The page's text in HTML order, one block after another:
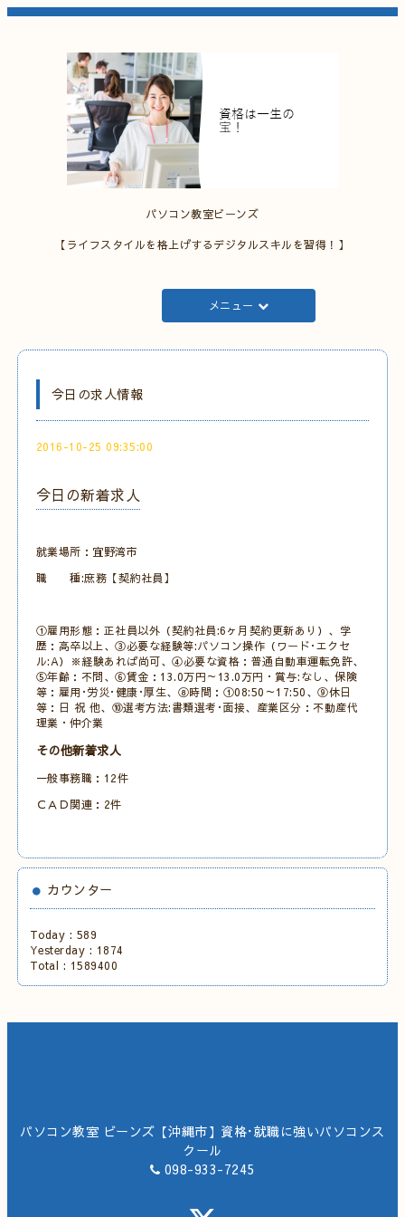
パソコン教室ビーンズ
【ライフスタイルを格上げするデジタルスキルを習得！】
メニュー
今日の求人情報
2016-10-25 09:35:00
今日の新着求人
就業場所：宜野湾市
職 種:庶務【契約社員】
①雇用形態：正社員以外（契約社員:6ヶ月契約更新あり）、学
歴：高卒以上、③必要な経験等:パソコン操作（ワード･エクセ
ル:A）※経験あれば尚可、④必要な資格：普通自動車運転免許、
⑤年齢：不問、⑥賃金：13.0万円～13.0万円・賞与:なし、保険
等：雇用･労災･健康･厚生、⑧時間：①08:50～17:50、⑨休日
等：日 祝 他、⑩選考方法:書類選考･面接、産業区分：不動産代
理業・仲介業
その他新着求人
一般事務職：12件
ＣＡＤ関連：2件
カウンター
Today : 589
Yesterday : 1874
Total : 1589400
パソコン教室 ビーンズ【沖縄市】資格･就職に強いパソコンス
クール
098-933-7245